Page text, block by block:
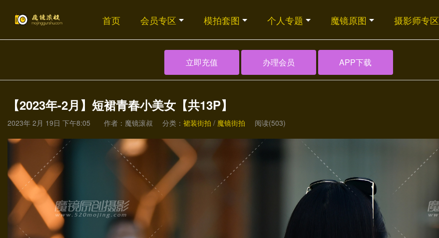
首页 会员专区 模拍套图 个人专题 魔镜原图 摄影师专区
立即充值 办理会员 APP下载
【2023年-2月】短裙青春小美女【共13P】
2023年 2月 19日 下午8:05 作者：魔镜滚叔 分类： 裙装街拍 / 魔镜街拍 阅读(503)